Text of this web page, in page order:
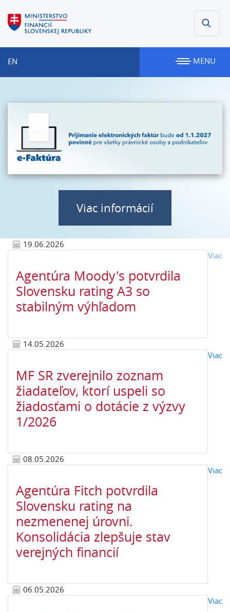
EN MENU
Viac informácií
19.06.2026
Viaco
Agentúra Moody's potvrdila
Slovensku rating A3 so
stabilným výhľadom
14.05.2026
Viaco
MF SR zverejnilo zoznam
žiadateľov, ktorí uspeli so
žiadosťami o dotácie z výzvy
1/2026
08.05.2026
Viaco
Agentúra Fitch potvrdila
Slovensku rating na
nezmenenej úrovni.
Konsolidácia zlepšuje stav
verejných financií
06.05.2026
Viaco